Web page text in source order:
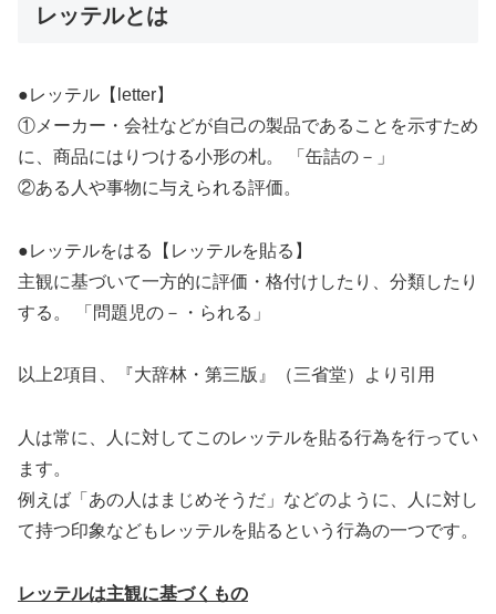
レッテルとは
●レッテル【letter】
①メーカー・会社などが自己の製品であることを示すため
に、商品にはりつける小形の札。 「缶詰の－」
②ある人や事物に与えられる評価。
●レッテルをはる【レッテルを貼る】
主観に基づいて一方的に評価・格付けしたり、分類したり
する。 「問題児の－・られる」
以上2項目、『大辞林・第三版』（三省堂）より引用
人は常に、人に対してこのレッテルを貼る行為を行ってい
ます。
例えば「あの人はまじめそうだ」などのように、人に対し
て持つ印象などもレッテルを貼るという行為の一つです。
レッテルは主観に基づくもの